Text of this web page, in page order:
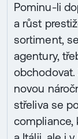
Pominu-li
a růst
sortiment,
agentury,
obchodovat.
novou
střeliva se
compliance,